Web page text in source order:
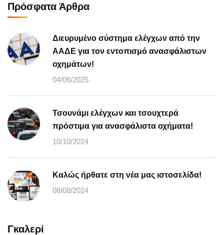
Πρόσφατα Άρθρα
Διευρυμένο σύστημα ελέγχων από την
ΑΑΔΕ για τον εντοπισμό ανασφάλιστων
οχημάτων!
04/06/2025
Τσουνάμι ελέγχων και τσουχτερά
πρόστιμα για ανασφάλιστα οχήματα!
10/10/2024
Καλώς ήρθατε στη νέα μας ιστοσελίδα!
08/08/2024
Γκαλερί